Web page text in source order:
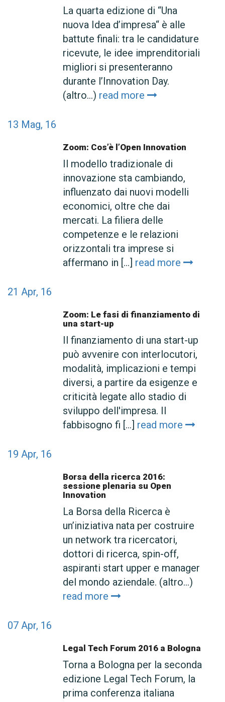
La quarta edizione di “Una
nuova Idea d’impresa“ è alle
battute finali: tra le candidature
ricevute, le idee imprenditoriali
migliori si presenteranno
durante l’Innovation Day.
(altro…) read more
Zoom: Cos’è l’Open Innovation
13 Mag, 16
Il modello tradizionale di
innovazione sta cambiando,
influenzato dai nuovi modelli
economici, oltre che dai
mercati. La filiera delle
competenze e le relazioni
orizzontali tra imprese si
affermano in [...] read more
Zoom: Le fasi di finanziamento di
una start-up
21 Apr, 16
Il finanziamento di una start-up
può avvenire con interlocutori,
modalità, implicazioni e tempi
diversi, a partire da esigenze e
criticità legate allo stadio di
sviluppo dell'impresa. Il
fabbisogno fi [...] read more
Borsa della ricerca 2016:
sessione plenaria su Open
Innovation
19 Apr, 16
La Borsa della Ricerca è
un’iniziativa nata per costruire
un network tra ricercatori,
dottori di ricerca, spin-off,
aspiranti start upper e manager
del mondo aziendale. (altro…)
read more
Legal Tech Forum 2016 a Bologna
07 Apr, 16
Torna a Bologna per la seconda
edizione Legal Tech Forum, la
prima conferenza italiana